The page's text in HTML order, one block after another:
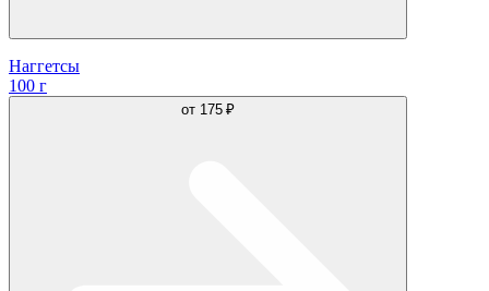
Наггетсы
100 г
от 175 ₽